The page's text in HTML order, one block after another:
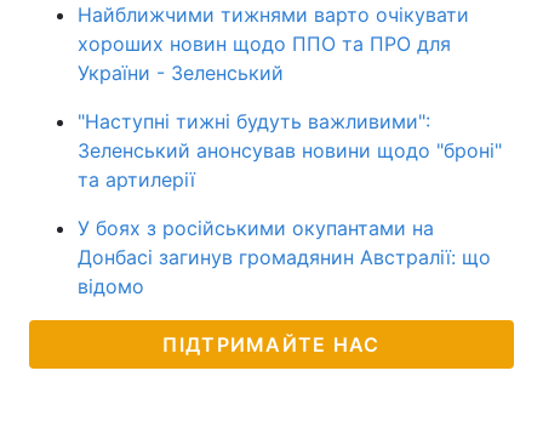
Найближчими тижнями варто очікувати
хороших новин щодо ППО та ПРО для
України - Зеленський
"Наступні тижні будуть важливими":
Зеленський анонсував новини щодо "броні"
та артилерії
У боях з російськими окупантами на
Донбасі загинув громадянин Австралії: що
відомо
ПІДТРИМАЙТЕ НАС